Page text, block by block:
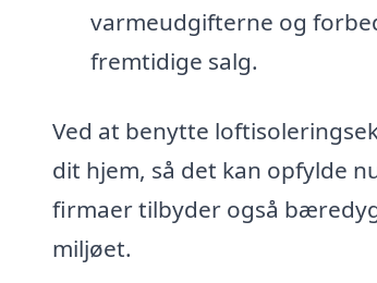
varmeudgifterne og
fremtidige salg.
Ved at benytte
dit hjem, så det kan opfylde
firmaer tilbyder også
miljøet.